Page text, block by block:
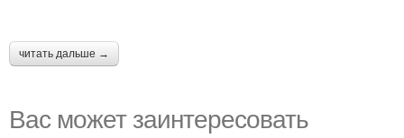
читать дальше →
Вас может заинтересовать